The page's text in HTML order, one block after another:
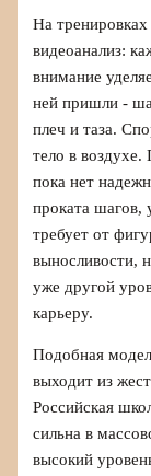
На
видеоанализ:
внимание
ней пришли -
плеч и таза.
тело в
пока нет
проката шагов,
требует от
выносливости,
уже другой
карьеру.
Подобная
выходит из
Российская
сильна в
высокий